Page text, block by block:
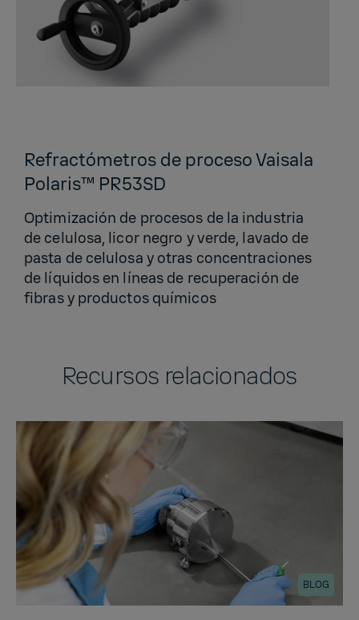
Refractómetros de proceso Vaisala
Polaris™ PR53SD
Optimización de procesos de la industria
de celulosa, licor negro y verde, lavado de
pasta de celulosa y otras concentraciones
de líquidos en líneas de recuperación de
fibras y productos químicos
Recursos relacionados
BLOG